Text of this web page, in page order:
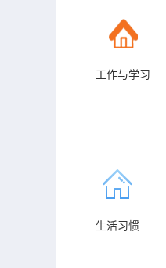
工作与学习
生活习惯